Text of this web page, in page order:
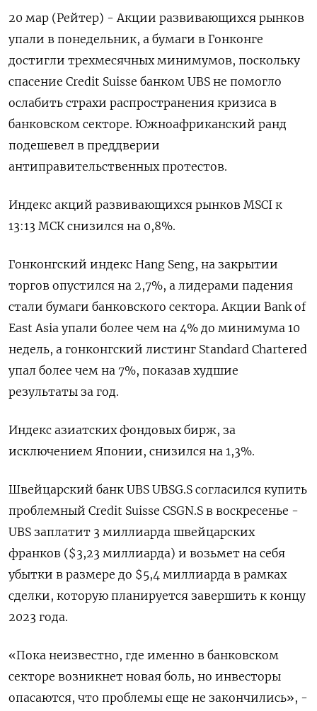
20 мар (Рейтер) - Акции развивающихся рынков
упали в понедельник, а бумаги в Гонконге
достигли трехмесячных минимумов, поскольку
спасение Credit Suisse банком UBS не помогло
ослабить страхи распространения кризиса в
банковском секторе. Южноафриканский ранд
подешевел в преддверии
антиправительственных протестов.
Индекс акций развивающихся рынков MSCI к
13:13 МСК снизился на 0,8%.
Гонконгский индекс Hang Seng, на закрытии
торгов опустился на 2,7%, а лидерами падения
стали бумаги банковского сектора. Акции Bank of
East Asia упали более чем на 4% до минимума 10
недель, а гонконгский листинг Standard Chartered
упал более чем на 7%, показав худшие
результаты за год.
Индекс азиатских фондовых бирж, за
исключением Японии, снизился на 1,3%.
Швейцарский банк UBS UBSG.S согласился купить
проблемный Credit Suisse CSGN.S в воскресенье -
UBS заплатит 3 миллиарда швейцарских
франков ($3,23 миллиарда) и возьмет на себя
убытки в размере до $5,4 миллиарда в рамках
сделки, которую планируется завершить к концу
2023 года.
«Пока неизвестно, где именно в банковском
секторе возникнет новая боль, но инвесторы
опасаются, что проблемы еще не закончились», -